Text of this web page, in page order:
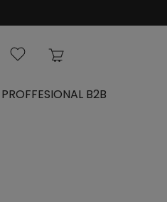
PROFFESIONAL B2B